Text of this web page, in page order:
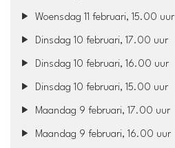
Woensdag 11 februari, 15.00 uur
Dinsdag 10 februari, 17.00 uur
Dinsdag 10 februari, 16.00 uur
Dinsdag 10 februari, 15.00 uur
Maandag 9 februari, 17.00 uur
Maandag 9 februari, 16.00 uur